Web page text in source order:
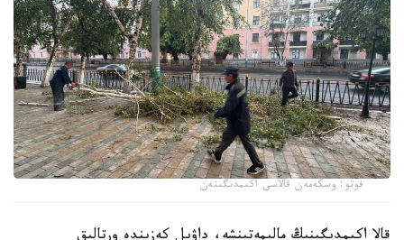
فوتو: وسكەمەن قالاسى اكىمدىگىنەن